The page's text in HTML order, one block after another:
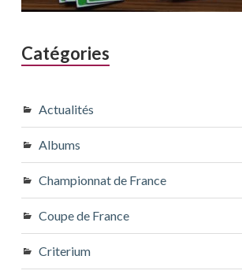
Catégories
Actualités
Albums
Championnat de France
Coupe de France
Criterium